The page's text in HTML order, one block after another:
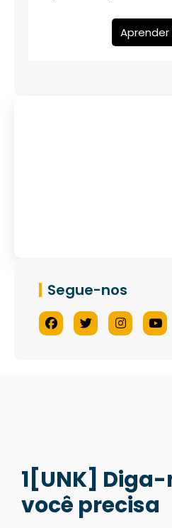
Aprender
Segue-nos
1[UNK]
você precisa